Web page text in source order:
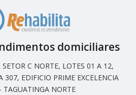
domiciliares
SETOR C NORTE, LOTES 01 A 12,
307, EDIFICIO PRIME EXCELENCIA
TAGUATINGA NORTE